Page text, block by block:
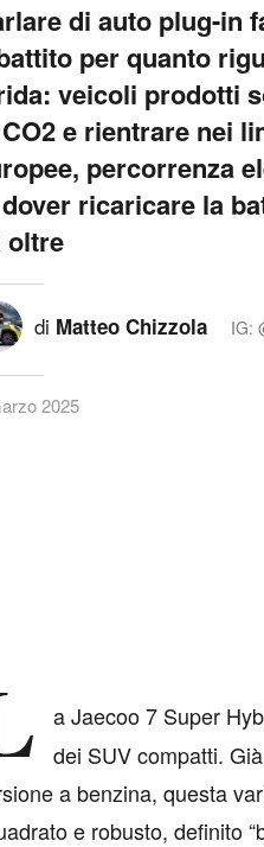
di auto plug-in
per quanto
veicoli prodotti
e rientrare nei
percorrenza
ricaricare la
oltre
di Matteo Chizzola IG:
2025
a Jaecoo 7 Super
dei SUV compatti.
a benzina, questa
e robusto, definito